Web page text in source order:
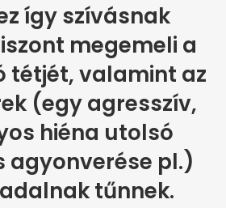
így szívásnak
megemeli a
tétjét, valamint az
(egy agresszív,
hiéna utolsó
agyonverése pl.)
tűnnek.